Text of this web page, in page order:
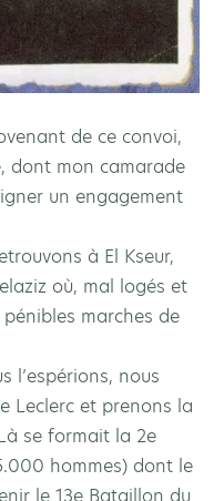
de ce convoi,
dont mon camarade
un engagement
à El Kseur,
où, mal logés et
marches de
l’espérions, nous
Leclerc et prenons la
se formait la 2e
hommes) dont le